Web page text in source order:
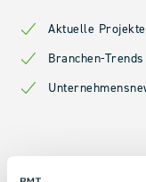
Aktuelle
Branchen-